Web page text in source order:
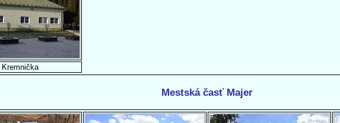
Kremnička
Mestská časť Majer